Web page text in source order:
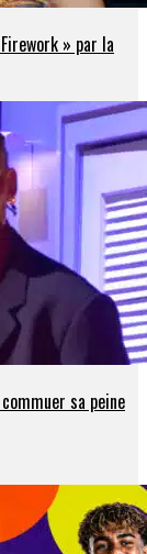
» par la
sa peine